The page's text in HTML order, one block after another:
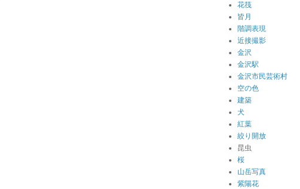
花筏
皆月
階調表現
近接撮影
金沢
金沢駅
金沢市民芸術村
空の色
建築
犬
紅葉
絞り開放
昆虫
桜
山岳写真
紫陽花